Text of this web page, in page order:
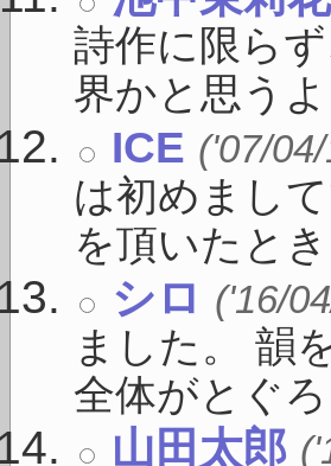
詩作に限ら
界かと思う
ICE ('07/
は初めまし
を頂いたと
シロ ('16/
ました。 韻
全体がとぐ
山田太郎